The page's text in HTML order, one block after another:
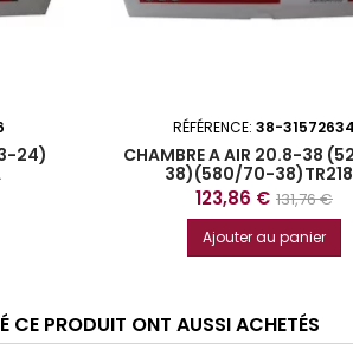
24)
RÉFÉRENCE: 38-31572634
CHAMBRE A AIR 20.8-38
38)(580/70-
Prix
123,86 € Prix
base
131,76 €
Ajouter au panier
CE PRODUIT ONT AUSSI ACHETÉS